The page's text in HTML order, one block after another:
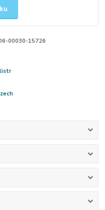
00030-15726